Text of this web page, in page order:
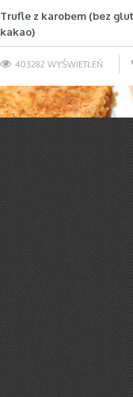
Trufle z karobem (bez
kakao)
403282 WYŚWIETLEŃ